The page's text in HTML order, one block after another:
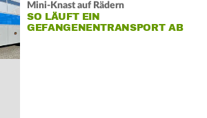
Mini-Knast auf Rädern
SO LÄUFT EIN
GEFANGENENTRANSPORT AB